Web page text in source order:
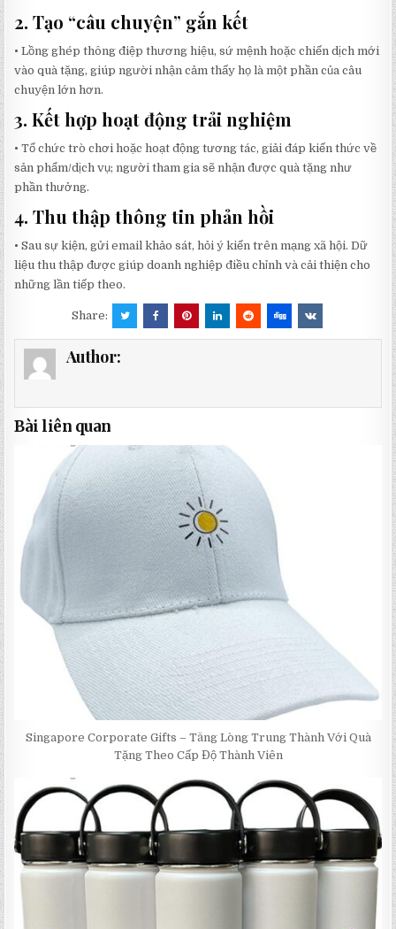
2.Tạo “câu chuyện” gắn kết
• Lồng ghép thông điệp thương hiệu, sứ mệnh hoặc chiến dịch mới
vào quà tặng, giúp người nhận cảm thấy họ là một phần của câu
chuyện lớn hơn.
3.Kết hợp hoạt động trải nghiệm
• Tổ chức trò chơi hoặc hoạt động tương tác, giải đáp kiến thức về
sản phẩm/dịch vụ; người tham gia sẽ nhận được quà tặng như
phần thưởng.
4.Thu thập thông tin phản hồi
• Sau sự kiện, gửi email khảo sát, hỏi ý kiến trên mạng xã hội. Dữ
liệu thu thập được giúp doanh nghiệp điều chỉnh và cải thiện cho
những lần tiếp theo.
Share:
Author:
Bài liên quan
Singapore Corporate Gifts – Tăng Lòng Trung Thành Với Quà
Tặng Theo Cấp Độ Thành Viên